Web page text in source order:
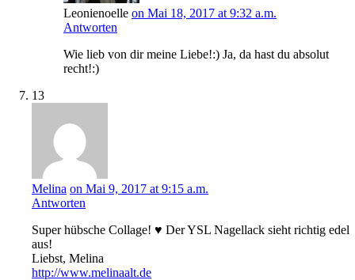
Leonienoelle on Mai 18, 2017 at 9:32 a.m.
Antworten
Wie lieb von dir meine Liebe!:) Ja, da hast du absolut
recht!:)
13
Melina on Mai 9, 2017 at 9:15 a.m.
Antworten
Super hübsche Collage! ♥ Der YSL Nagellack sieht richtig edel
aus!
Liebst, Melina
http://www.melinaalt.de